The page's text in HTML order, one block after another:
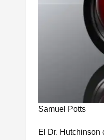
Samuel Potts
El Dr. Hutchinson